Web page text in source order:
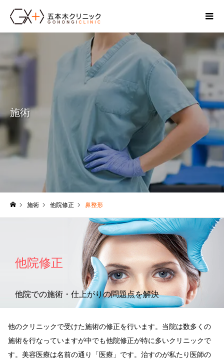
施術
施術 他院修正 鼻整形
他院修正
他院での施術・仕上がりの問題点を解決
他のクリニックで受けた施術の修正を行います。当院は数多くの
施術を行なっていますが中でも他院修正が特に多いクリニックで
す。美容医療は名前の通り「医療」です。治すのが私たり医師の